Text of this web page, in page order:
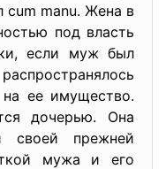
cum manu. Жена в
под власть
если муж был
ее имущество.
дочерью. Она
своей прежней
мужа и его